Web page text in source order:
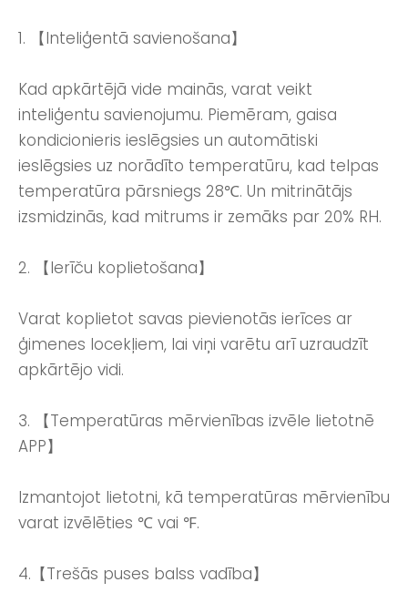
1. 【Inteliģentā savienošana】
Kad apkārtējā vide mainās, varat veikt
inteliģentu savienojumu. Piemēram, gaisa
kondicionieris ieslēgsies un automātiski
ieslēgsies uz norādīto temperatūru, kad telpas
temperatūra pārsniegs 28℃. Un mitrinātājs
izsmidzinās, kad mitrums ir zemāks par 20% RH.
2. 【Ierīču koplietošana】
Varat koplietot savas pievienotās ierīces ar
ģimenes locekļiem, lai viņi varētu arī uzraudzīt
apkārtējo vidi.
3. 【Temperatūras mērvienības izvēle lietotnē
APP】
Izmantojot lietotni, kā temperatūras mērvienību
varat izvēlēties ℃ vai ℉.
4.【Trešās puses balss vadība】